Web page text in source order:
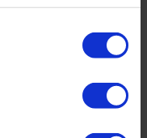
become a
in need of free